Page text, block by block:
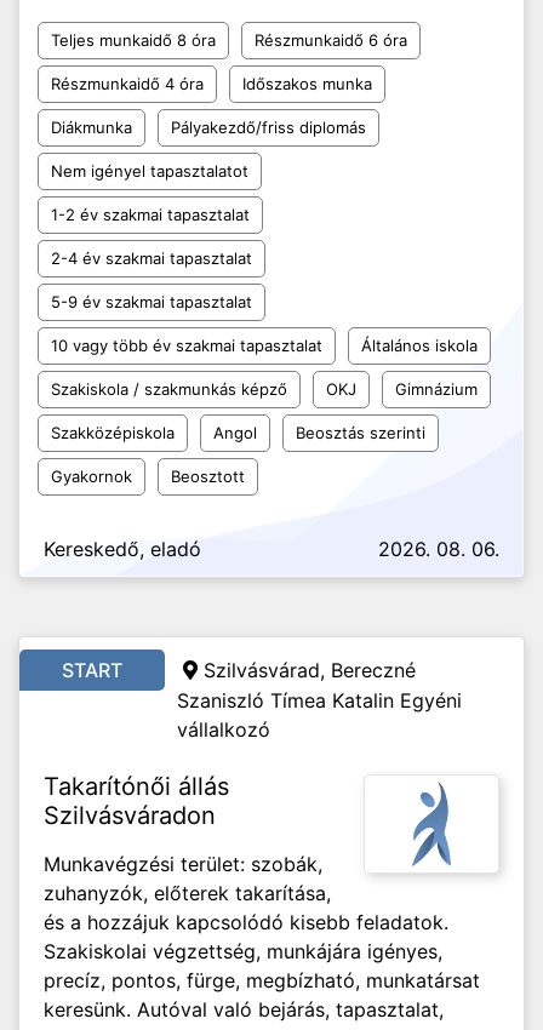
Teljes munkaidő 8 óra Részmunkaidő 6 óra
Részmunkaidő 4 óra Időszakos munka
Diákmunka Pályakezdő/friss diplomás
Nem igényel tapasztalatot
1-2 év szakmai tapasztalat
2-4 év szakmai tapasztalat
5-9 év szakmai tapasztalat
10 vagy több év szakmai tapasztalat Általános iskola
Szakiskola / szakmunkás képző OKJ Gimnázium
Szakközépiskola Angol Beosztás szerinti
Gyakornok Beosztott
Kereskedő, eladó 2026. 08. 06.
START
Szilvásvárad, Bereczné
Szaniszló Tímea Katalin Egyéni
vállalkozó
Takarítónői állás
Szilvásváradon
Munkavégzési terület: szobák,
zuhanyzók, előterek takarítása,
és a hozzájuk kapcsolódó kisebb feladatok.
Szakiskolai végzettség, munkájára igényes,
precíz, pontos, fürge, megbízható, munkatársat
keresünk. Autóval való bejárás, tapasztalat,